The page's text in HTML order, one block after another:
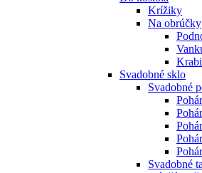
Krížiky
Na obrúčky
Svadobné sklo
Svadobné
Svadobné